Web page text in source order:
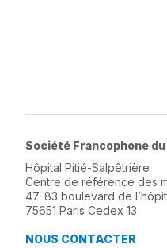
Société Francophone
Hôpital Pitié-Salpêtrière
Centre de référence des
47-83 boulevard de
75651 Paris Cedex 13
NOUS CONTACTER